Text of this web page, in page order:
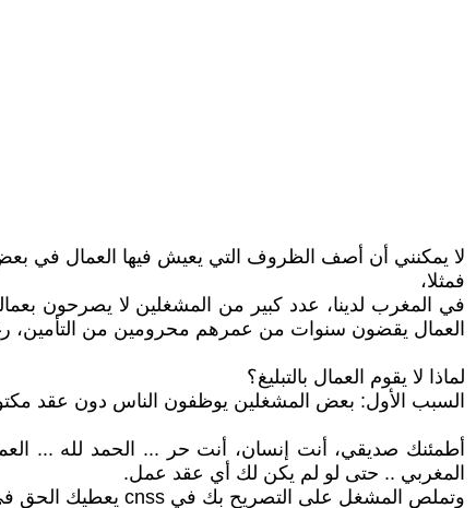
لا يمكنني أن أصف الظروف التي يعيش فيها العمال في بعض
فمثلا،
في المغرب لدينا، عدد كبير من المشغلين لا يصرحون
العمال يقضون سنوات من عمرهم محرومين من التأمين،
لماذا لا يقوم العمال بالتبليغ؟
السبب الأول: بعض المشغلين يوظفون الناس دون عقد
المغربي .. حتى لو لم يكن لك أي عقد عمل.
وتملص المشغل على التصريح بك في cnss يعطيك الحق في تقديم شكوى ضده.